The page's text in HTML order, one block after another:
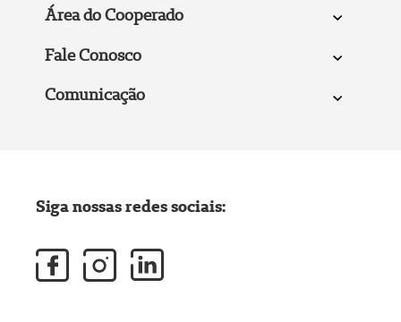
Área do Cooperado
Fale Conosco
Comunicação
Siga nossas redes sociais: